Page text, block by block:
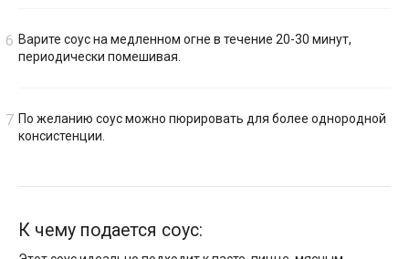
Варите соус на медленном огне в течение 20-30 минут,
периодически помешивая.
По желанию соус можно пюрировать для более однородной
консистенции.
К чему подается соус: